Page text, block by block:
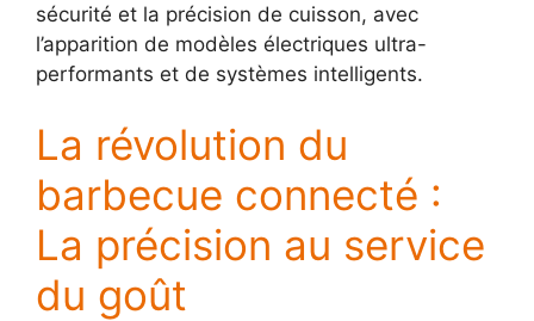
sécurité et la précision de cuisson, avec
l’apparition de modèles électriques ultra-
performants et de systèmes intelligents.
La révolution du
barbecue connecté :
La précision au service
du goût